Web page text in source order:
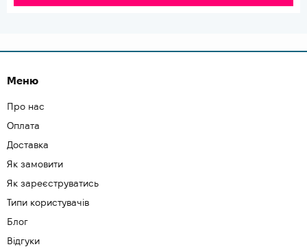
Меню
Про нас
Оплата
Доставка
Як замовити
Як зареєструватись
Типи користувачів
Блог
Відгуки